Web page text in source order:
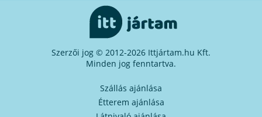
Szerzői jog © 2012-2026 Ittjártam.hu Kft.
Minden jog fenntartva.
Szállás ajánlása
Étterem ajánlása